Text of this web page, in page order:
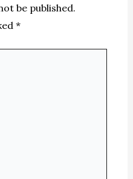
be published.
*